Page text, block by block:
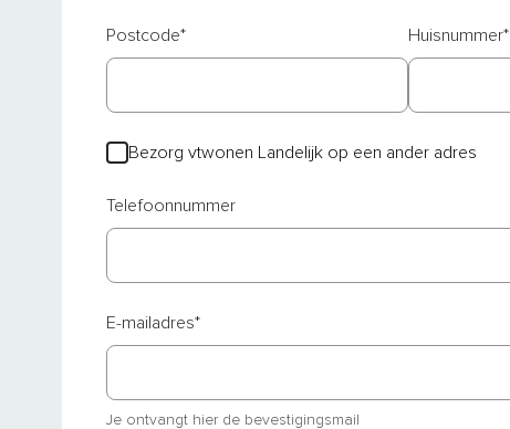
Postcode* Huisnummer*
Bezorg vtwonen Landelijk op een ander adres
Telefoonnummer
E-mailadres*
Je ontvangt hier de bevestigingsmail